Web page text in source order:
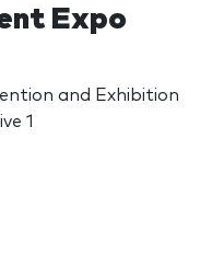
Expo
and Exhibition
1